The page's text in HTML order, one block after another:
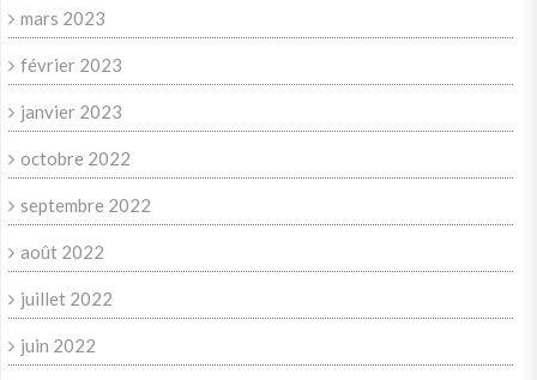
mars 2023
février 2023
janvier 2023
octobre 2022
septembre 2022
août 2022
juillet 2022
juin 2022